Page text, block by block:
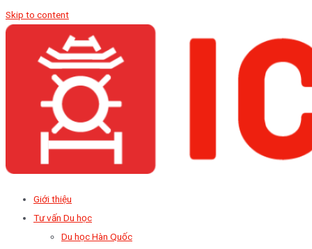
Skip to content
Giới thiệu
Tư vấn Du học
Du học Hàn Quốc